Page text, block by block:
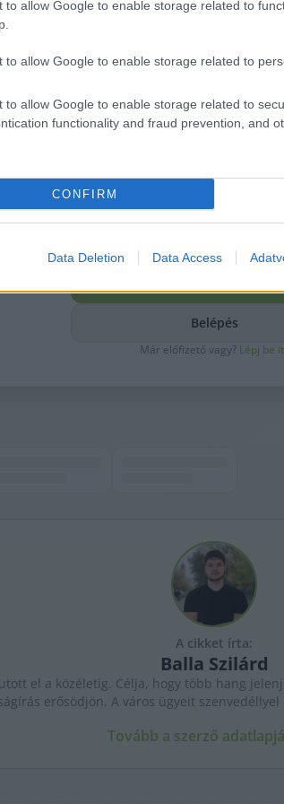
to allow Google to enable storage related to
to allow Google to enable storage related to
to allow Google to enable storage related to
functionality and fraud prevention, and
CONFIRM
Data Deletion Data Access
közegében:
részében arról írok, hogyan
A teljes történet, a részletek és a
előfizetőinknek érhető el. Csatlakozz,
Vagy vásárold meg csak ezt a
VÁSÁROLD MEG EZT A CIKKET
Belépés
Már előfizető vagy? Lépj be
A cikket írta:
Balla Szilárd
el a közéletig. Célja, hogy több hang
erősödjön. A város ügyeit szenvedéllyel
Tovább a szerző